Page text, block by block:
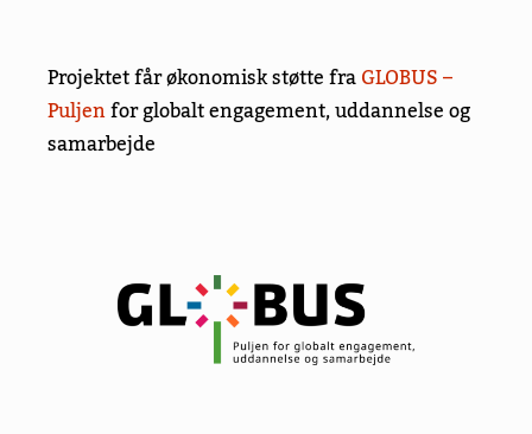
Projektet får økonomisk støtte fraGLOBUS –
Puljenfor globalt engagement, uddannelse og
samarbejde